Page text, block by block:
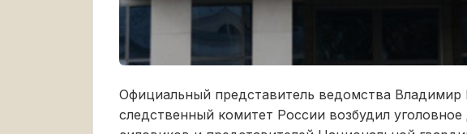
Официальный представитель ведомства Владимир
следственный комитет России возбудил